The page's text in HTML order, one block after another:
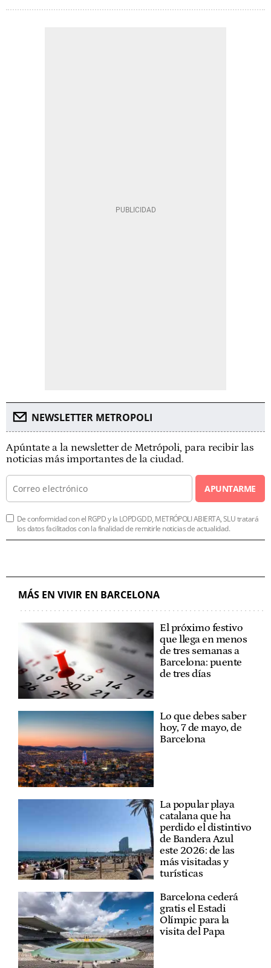
NEWSLETTER METROPOLI
Apúntate a la newsletter de Metrópoli, para recibir las
noticias más importantes de la ciudad.
APUNTARME
De conformidad con el RGPD y la LOPDGDD, METRÓPOLI ABIERTA, SLU tratará
los datos facilitados con la finalidad de remitirle noticias de actualidad.
MÁS EN VIVIR EN BARCELONA
El próximo festivo
que llega en menos
de tres semanas a
Barcelona: puente
de tres días
Lo que debes saber
hoy, 7 de mayo, de
Barcelona
La popular playa
catalana que ha
perdido el distintivo
de Bandera Azul
este 2026: de las
más visitadas y
turísticas
Barcelona cederá
gratis el Estadi
Olímpic para la
visita del Papa